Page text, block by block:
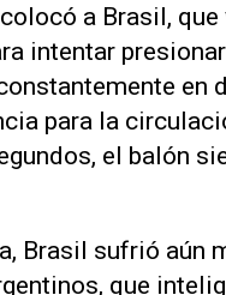
a Brasil,
intentar
en
para la
el balón
Brasil sufrió
que